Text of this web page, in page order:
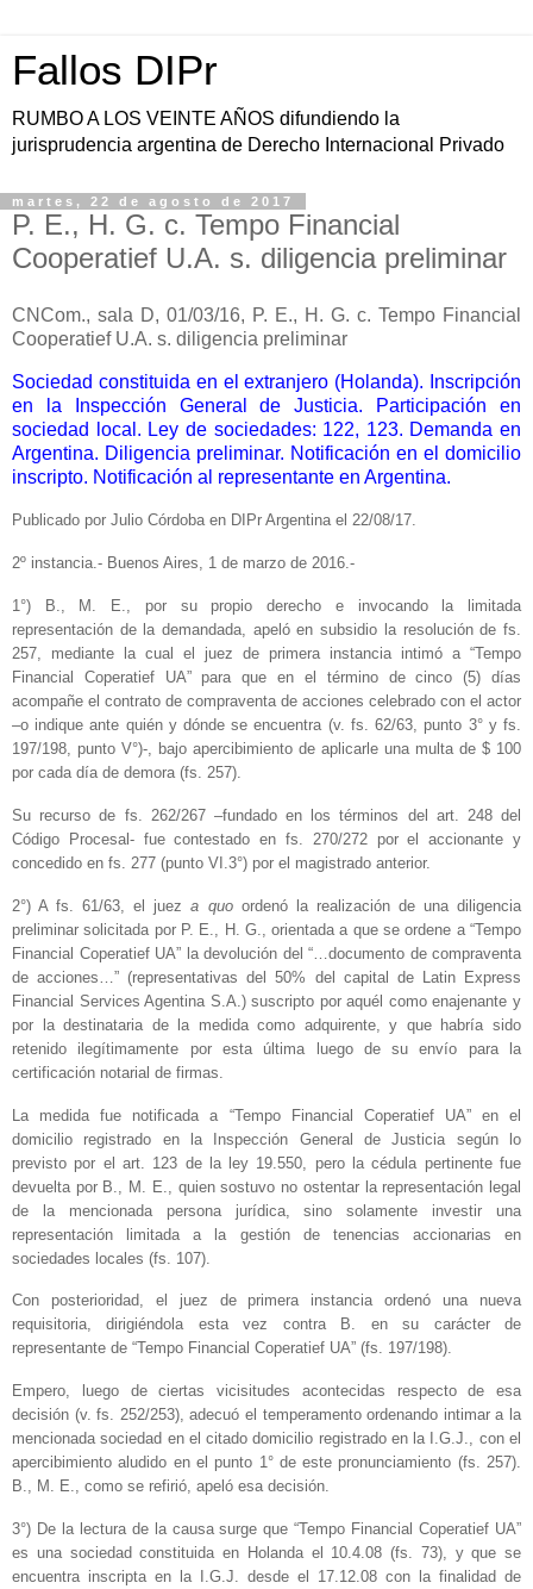
Fallos DIPr
RUMBO A LOS VEINTE AÑOS difundiendo la
jurisprudencia argentina de Derecho Internacional Privado
martes, 22 de agosto de 2017
P. E., H. G. c. Tempo Financial
Cooperatief U.A. s. diligencia preliminar
CNCom., sala D, 01/03/16, P. E., H. G. c. Tempo Financial
Cooperatief U.A. s. diligencia preliminar
Sociedad constituida en el extranjero (Holanda). Inscripción
en la Inspección General de Justicia. Participación en
sociedad local. Ley de sociedades: 122, 123. Demanda en
Argentina. Diligencia preliminar. Notificación en el domicilio
inscripto. Notificación al representante en Argentina.
Publicado por Julio Córdoba en DIPr Argentina el 22/08/17.
2º instancia.- Buenos Aires, 1 de marzo de 2016.-
1°) B., M. E., por su propio derecho e invocando la limitada
representación de la demandada, apeló en subsidio la resolución de fs.
257, mediante la cual el juez de primera instancia intimó a “Tempo
Financial Coperatief UA” para que en el término de cinco (5) días
acompañe el contrato de compraventa de acciones celebrado con el actor
–o indique ante quién y dónde se encuentra (v. fs. 62/63, punto 3° y fs.
197/198, punto V°)-, bajo apercibimiento de aplicarle una multa de $ 100
por cada día de demora (fs. 257).
Su recurso de fs. 262/267 –fundado en los términos del art. 248 del
Código Procesal- fue contestado en fs. 270/272 por el accionante y
concedido en fs. 277 (punto VI.3°) por el magistrado anterior.
2°) A fs. 61/63, el jueza quoordenó la realización de una diligencia
preliminar solicitada por P. E., H. G., orientada a que se ordene a “Tempo
Financial Coperatief UA” la devolución del “…documento de compraventa
de acciones…” (representativas del 50% del capital de Latin Express
Financial Services Agentina S.A.) suscripto por aquél como enajenante y
por la destinataria de la medida como adquirente, y que habría sido
retenido ilegítimamente por esta última luego de su envío para la
certificación notarial de firmas.
La medida fue notificada a “Tempo Financial Coperatief UA” en el
domicilio registrado en la Inspección General de Justicia según lo
previsto por el art. 123 de la ley 19.550, pero la cédula pertinente fue
devuelta por B., M. E., quien sostuvo no ostentar la representación legal
de la mencionada persona jurídica, sino solamente investir una
representación limitada a la gestión de tenencias accionarias en
sociedades locales (fs. 107).
Con posterioridad, el juez de primera instancia ordenó una nueva
requisitoria, dirigiéndola esta vez contra B. en su carácter de
representante de “Tempo Financial Coperatief UA” (fs. 197/198).
Empero, luego de ciertas vicisitudes acontecidas respecto de esa
decisión (v. fs. 252/253), adecuó el temperamento ordenando intimar a la
mencionada sociedad en el citado domicilio registrado en la I.G.J., con el
apercibimiento aludido en el punto 1° de este pronunciamiento (fs. 257).
B., M. E., como se refirió, apeló esa decisión.
3°) De la lectura de la causa surge que “Tempo Financial Coperatief UA”
es una sociedad constituida en Holanda el 10.4.08 (fs. 73), y que se
encuentra inscripta en la I.G.J. desde el 17.12.08 con la finalidad de